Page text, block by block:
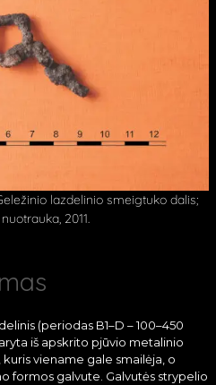
lazdelinio smeigtuko dalis;
2011.
(periodas B1–D – 100–450
iš apskrito pjūvio metalinio
viename gale smailėja, o
formos galvute. Galvutės strypelio